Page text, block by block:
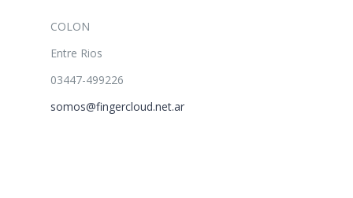
COLON
Entre Rios
03447-499226
somos@fingercloud.net.ar